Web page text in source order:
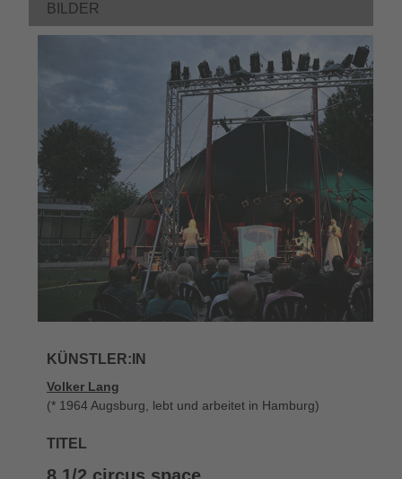
KÜNSTLER:IN
Volker Lang
(* 1964 Augsburg, lebt und arbeitet in Hamburg)
TITEL
8 1/2 circus space
BILDER